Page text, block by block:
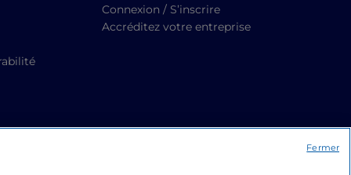
Connexion / S’inscrire
Accréditez votre entreprise
Fermer